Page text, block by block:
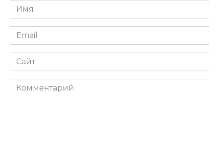
Имя
Email
Сайт
Комментарий